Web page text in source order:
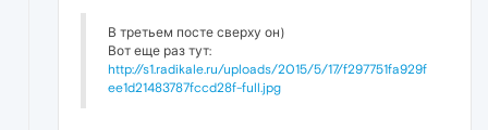
В третьем посте сверху он)
Вот еще раз тут:
http://s1.radikale.ru/uploads/2015/5/17/f297751fa929f
ee1d21483787fccd28f-full.jpg